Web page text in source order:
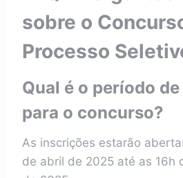
sobre o
Processo
Qual é o período
para o concurso?
As inscrições estarão
de abril de 2025 até as 16h